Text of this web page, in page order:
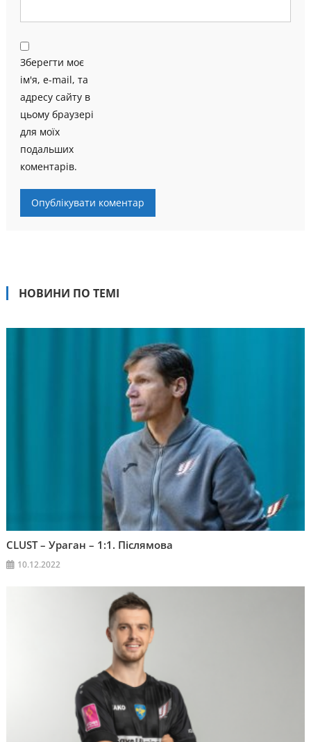
Зберегти моє
ім'я, e-mail, та
адресу сайту в
цьому браузері
для моїх
подальших
коментарів.
НОВИНИ ПО ТЕМІ
CLUST – Ураган – 1:1. Післямова
10.12.2022